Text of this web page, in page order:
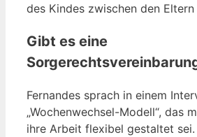
des Kindes zwischen den
Gibt es eine
Fernandes sprach in einem
„Wochenwechsel-Modell“, das
ihre Arbeit flexibel gestaltet